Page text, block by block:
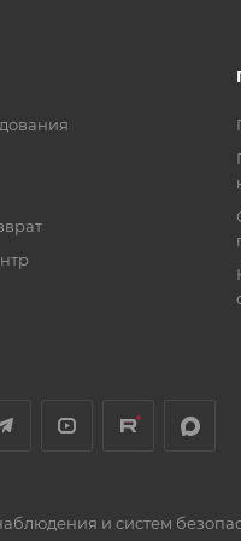
позволяют
видеонаблюдения на
и систем